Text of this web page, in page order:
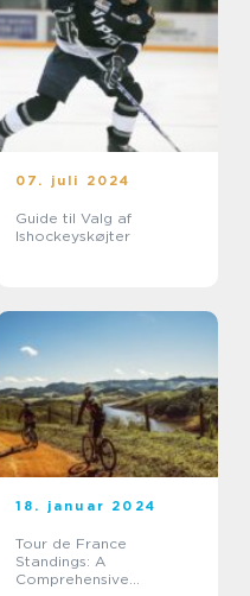
07. juli 2024
Guide til Valg af
Ishockeyskøjter
18. januar 2024
Tour de France
Standings: A
Comprehensive